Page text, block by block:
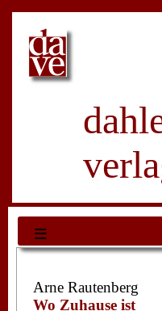
≡
Arne Rautenberg
Wo Zuhause ist